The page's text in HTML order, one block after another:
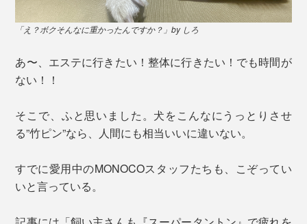
「え？ボクそんなに重かったんですか？」by しろ
あ〜、エステに行きたい！整体に行きたい！でも時間が
ない！！
そこで、ふと思いました。犬をこんなにうっとりさせ
る”竹ピン”なら、人間にも相当いいに違いない。
すでに愛用中のMONOCOスタッフたちも、こぞってい
いと言っている。